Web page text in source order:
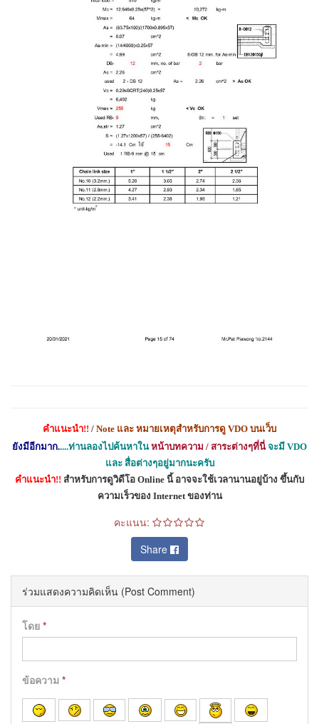
คำแนะนำ!! / Note และ หมายเหตุสำหรับการดู VDO บนเว็บ
ยังมีอีกมาก.....ท่านลองไปค้นหาในหน้าบทความ / สาระต่างๆที่นี่จะมี VDO
และ สื่อต่างๆอยู่มากนะครับ
คำแนะนำ!! สำหรับการดูวิดีโอ Online นี้ อาจจะใช้เวลานานอยู่บ้าง ขึ้นกับ
ความเร็วของ Internet ของท่าน
คะแนน:
Share
ร่วมแสดงความคิดเห็น (Post Comment)
โดย *
ข้อความ *